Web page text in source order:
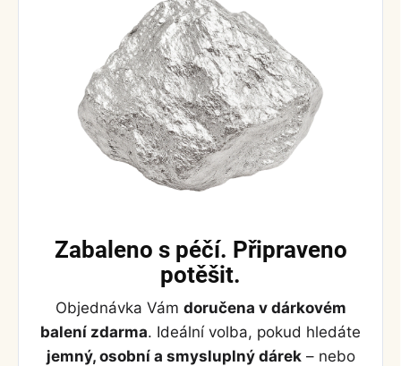
Zabaleno s péčí. Připraveno
potěšit.
Objednávka Vám doručena v dárkovém
balení zdarma. Ideální volba, pokud hledáte
jemný, osobní a smysluplný dárek– nebo